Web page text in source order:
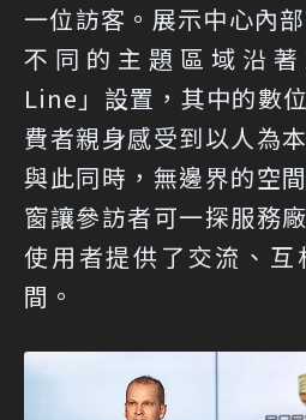
一位訪客。展示中心內
不同的主題區域沿
Line」設置，其中的數
費者親身感受到以人為
與此同時，無邊界的空
窗讓參訪者可一探服務
使用者提供了交流、互
間。